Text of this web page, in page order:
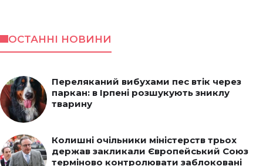
ОСТАННІ НОВИНИ
Переляканий вибухами пес втік через
паркан: в Ірпені розшукують зниклу
тварину
Колишні очільники міністерств трьох
держав закликали Європейський Союз
терміново контролювати заблоковані